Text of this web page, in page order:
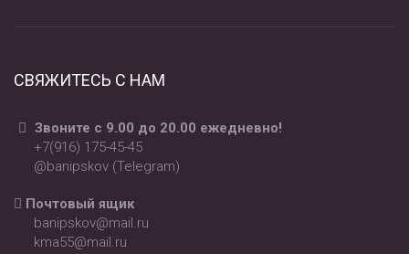
СВЯЖИТЕСЬ С НАМ
Звоните с 9.00 до 20.00 ежедневно!
+7(916) 175-45-45
@banipskov (Telegram)
Почтовый ящик
banipskov@mail.ru
kma55@mail.ru